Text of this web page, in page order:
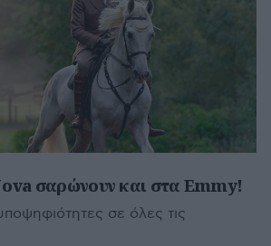
σαρώνουν και στα Emmy!
σε όλες τις